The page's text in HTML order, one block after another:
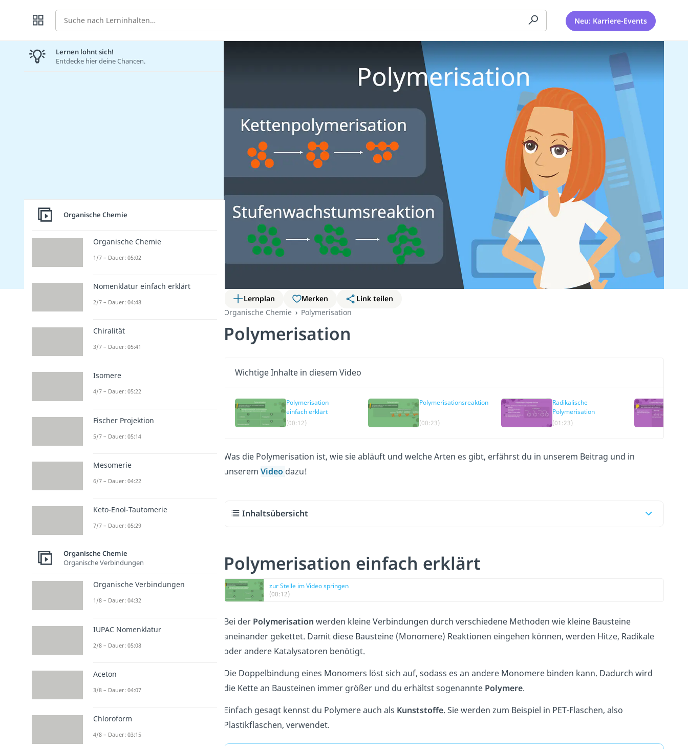
Suche Neu: Karriere-Events
Lernplan Merken
Link teilen
Organische Chemie
Polymerisation
Polymerisation
Wichtige Inhalte in diesem Video
Polymerisation
einfach erklärt
(00:12)
Polymerisationsreaktion
(00:23)
Radikalische
Polymerisation
(01:23)
Was die Polymerisation ist, wie sie abläuft und welche Arten es gibt, erfährst du in unserem Beitrag und in
unserem Video dazu!
Inhaltsübersicht
Polymerisation einfach erklärt
zur Stelle im Video springen
(00:12)
Bei der Polymerisation werden kleine Verbindungen durch verschiedene Methoden wie kleine Bausteine
aneinander gekettet. Damit diese Bausteine (Monomere) Reaktionen eingehen können, werden Hitze, Radikale
oder andere Katalysatoren benötigt.
Die Doppelbindung eines Monomers löst sich auf, sodass es an andere Monomere binden kann. Dadurch wird
die Kette an Bausteinen immer größer und du erhältst sogenannte Polymere.
Einfach gesagt kennst du Polymere auch als Kunststoffe. Sie werden zum Beispiel in PET-Flaschen, also
Plastikflaschen, verwendet.
Lernen lohnt sich!
Entdecke hier deine Chancen.
Organische Chemie
Organische Chemie
1/7 – Dauer: 05:02
Nomenklatur einfach erklärt
2/7 – Dauer: 04:48
Chiralität
3/7 – Dauer: 05:41
Isomere
4/7 – Dauer: 05:22
Fischer Projektion
5/7 – Dauer: 05:14
Mesomerie
6/7 – Dauer: 04:22
Keto-Enol-Tautomerie
7/7 – Dauer: 05:29
Organische Chemie
Organische Verbindungen
Organische Verbindungen
1/8 – Dauer: 04:32
IUPAC Nomenklatur
2/8 – Dauer: 05:08
Aceton
3/8 – Dauer: 04:07
Chloroform
4/8 – Dauer: 03:15